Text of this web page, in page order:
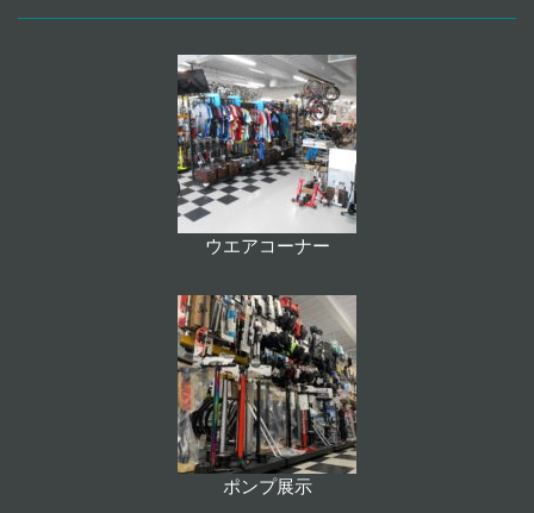
ウエアコーナー
ポンプ展示